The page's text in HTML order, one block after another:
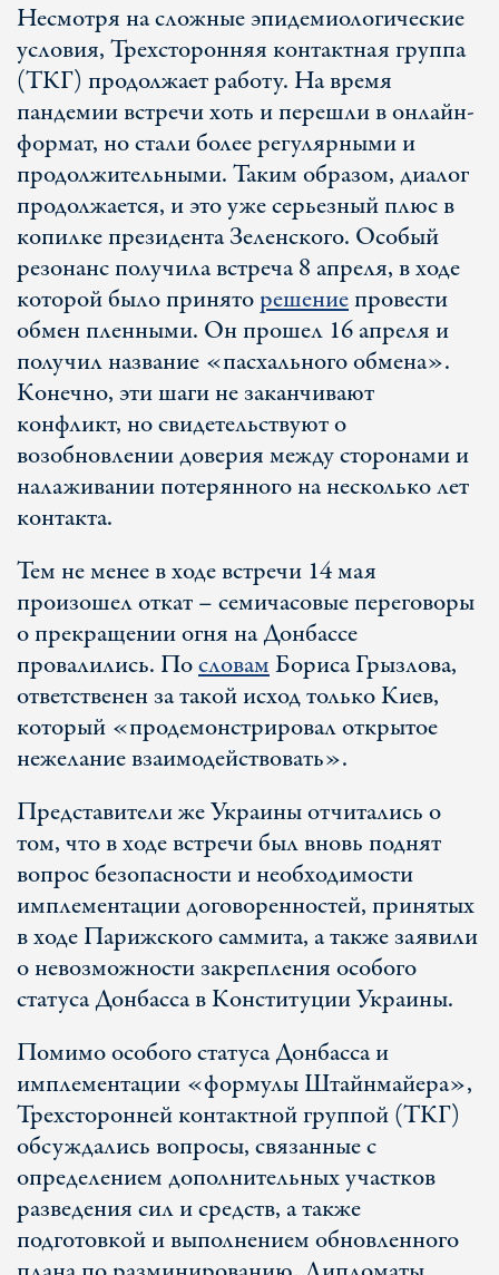
Несмотря на сложные эпидемиологические
условия, Трехсторонняя контактная группа
(ТКГ) продолжает работу. На время
пандемии встречи хоть и перешли в онлайн-
формат, но стали более регулярными и
продолжительными. Таким образом, диалог
продолжается, и это уже серьезный плюс в
копилке президента Зеленского. Особый
резонанс получила встреча 8 апреля, в ходе
которой было приняторешениепровести
обмен пленными. Он прошел 16 апреля и
получил название «пасхального обмена».
Конечно, эти шаги не заканчивают
конфликт, но свидетельствуют о
возобновлении доверия между сторонами и
налаживании потерянного на несколько лет
контакта.
Тем не менее в ходе встречи 14 мая
произошел откат – семичасовые переговоры
о прекращении огня на Донбассе
провалились. ПословамБориса Грызлова,
ответственен за такой исход только Киев,
который «продемонстрировал открытое
нежелание взаимодействовать».
Представители же Украины отчитались о
том, что в ходе встречи был вновь поднят
вопрос безопасности и необходимости
имплементации договоренностей, принятых
в ходе Парижского саммита, а также заявили
о невозможности закрепления особого
статуса Донбасса в Конституции Украины.
Помимо особого статуса Донбасса и
имплементации «формулы Штайнмайера»,
Трехсторонней контактной группой (ТКГ)
обсуждались вопросы, связанные с
определением дополнительных участков
разведения сил и средств, а также
подготовкой и выполнением обновленного